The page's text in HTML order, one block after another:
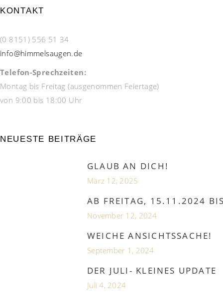
KONTAKT
(0 8151) 556 51 34
info@himmelsaugen.de
Telefon-Sprechzeiten:
Montag bis Freitag (ausgenommen Feiertage)
von 9:00 bis 18:00 Uhr
NEUESTE BEITRÄGE
GLAUB AN DICH!
März 12, 2025
AB FREITAG, 15.11.2024
November 12, 2024
WEICHE ANSICHTSSACHE!
September 1, 2024
DER JULI- KLEINES UPDATE
Juli 4, 2024